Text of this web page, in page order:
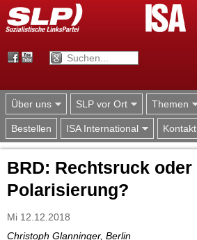
Jump to navigation
Über uns SLP vor Ort Themen
Bestellen ISA International Kontakt
BRD: Rechtsruck oder
Polarisierung?
Mi 12.12.2018
Christoph Glanninger, Berlin